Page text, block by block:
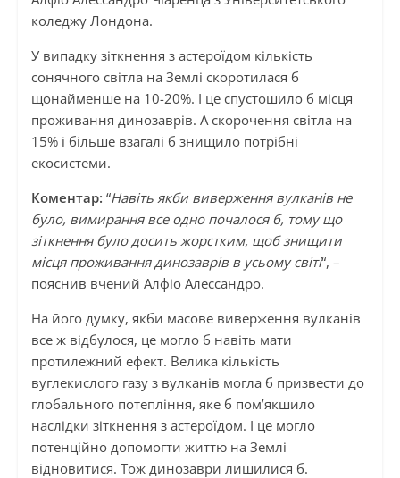
коледжу Лондона.
У випадку зіткнення з астероїдом кількість
сонячного світла на Землі скоротилася б
щонайменше на 10-20%. І це спустошило б місця
проживання динозаврів. А скорочення світла на
15% і більше взагалі б знищило потрібні
екосистеми.
Коментар: “Навіть якби виверження вулканів не
було, вимирання все одно почалося б, тому що
зіткнення було досить жорстким, щоб знищити
місця проживання динозаврів в усьому світі“, –
пояснив вчений Алфіо Алессандро.
На його думку, якби масове виверження вулканів
все ж відбулося, це могло б навіть мати
протилежний ефект. Велика кількість
вуглекислого газу з вулканів могла б призвести до
глобального потепління, яке б пом’якшило
наслідки зіткнення з астероїдом. І це могло
потенційно допомогти життю на Землі
відновитися. Тож динозаври лишилися б.